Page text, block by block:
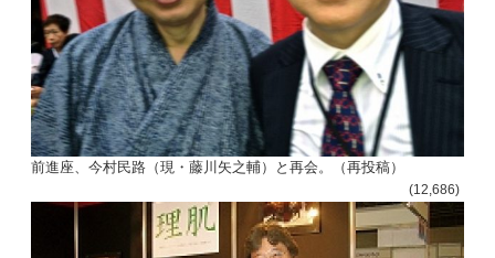
前進座、今村民路（現・藤川矢之輔）と再会。（再投稿）
(12,686)